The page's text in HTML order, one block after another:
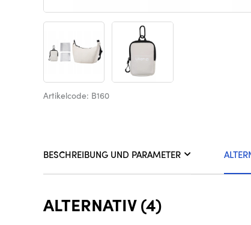
Artikelcode: B160
BESCHREIBUNG UND PARAMETER
ALTERNATIV (4)